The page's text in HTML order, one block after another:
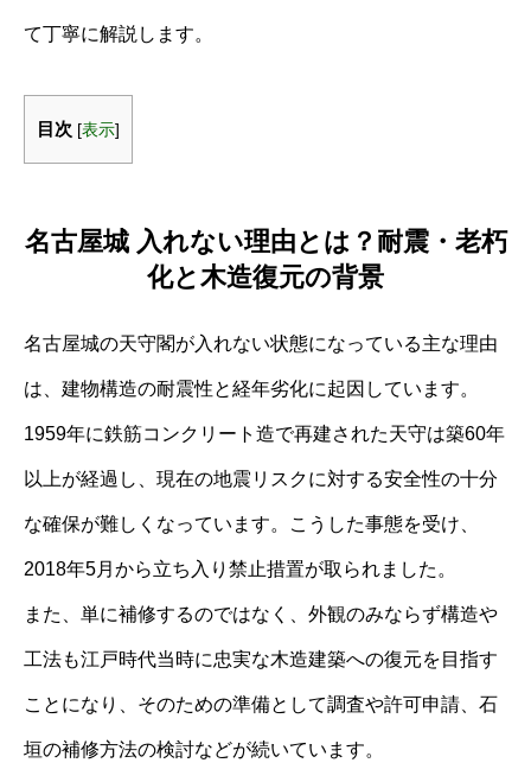
て丁寧に解説します。
目次 [表示]
名古屋城 入れない理由とは？耐震・老朽
化と木造復元の背景
名古屋城の天守閣が入れない状態になっている主な理由
は、建物構造の耐震性と経年劣化に起因しています。
1959年に鉄筋コンクリート造で再建された天守は築60年
以上が経過し、現在の地震リスクに対する安全性の十分
な確保が難しくなっています。こうした事態を受け、
2018年5月から立ち入り禁止措置が取られました。
また、単に補修するのではなく、外観のみならず構造や
工法も江戸時代当時に忠実な木造建築への復元を目指す
ことになり、そのための準備として調査や許可申請、石
垣の補修方法の検討などが続いています。